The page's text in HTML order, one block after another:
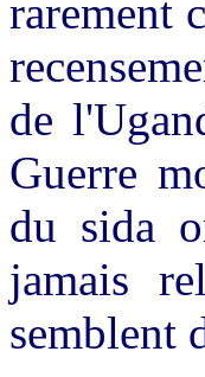
rarement
de
Guerre
du sida
jamais
semblent